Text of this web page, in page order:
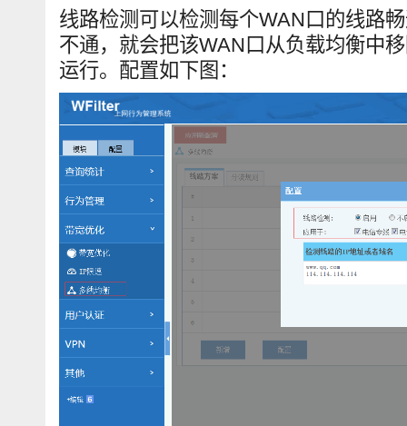
线路检测可以检测每个WAN口的线路
不通，就会把该WAN口从负载均衡中
运行。配置如下图：